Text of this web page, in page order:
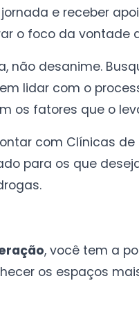
e receber
o foco da vontade
não desanime.
lidar com o
os fatores que o
com Clínicas
para os que
, você tem a
os espaços